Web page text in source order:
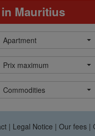
Mauritius
Catégorie
Apartment
PrixPrix maximum
Commodités
Commodities
| Legal Notice | Our fees|